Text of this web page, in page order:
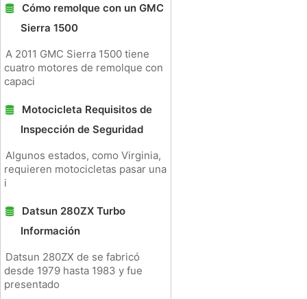
Cómo remolque con un GMC
Sierra 1500
A 2011 GMC Sierra 1500 tiene
cuatro motores de remolque con
capaci
Motocicleta Requisitos de
Inspección de Seguridad
Algunos estados, como Virginia,
requieren motocicletas pasar una
i
Datsun 280ZX Turbo
Información
Datsun 280ZX de se fabricó
desde 1979 hasta 1983 y fue
presentado